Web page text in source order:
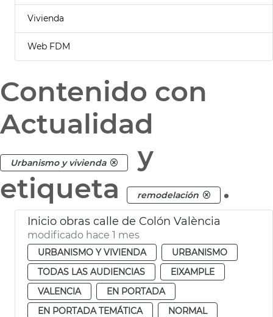
Vivienda
Web FDM
Contenido con
Actualidad
Urbanismo y vivienda
y
etiqueta
remodelación .
Inicio obras calle de Colón València
modificado hace 1 mes
URBANISMO Y VIVIENDA
URBANISMO
TODAS LAS AUDIENCIAS
EIXAMPLE
VALENCIA
EN PORTADA
EN PORTADA TEMÁTICA
NORMAL